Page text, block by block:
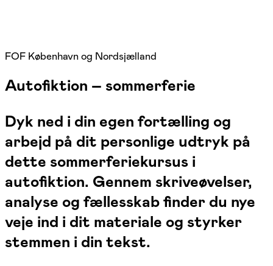
FOF København og Nordsjælland
Autofiktion – sommerferie
Dyk ned i din egen fortælling og
arbejd på dit personlige udtryk på
dette sommerferiekursus i
autofiktion. Gennem skriveøvelser,
analyse og fællesskab finder du nye
veje ind i dit materiale og styrker
stemmen i din tekst.